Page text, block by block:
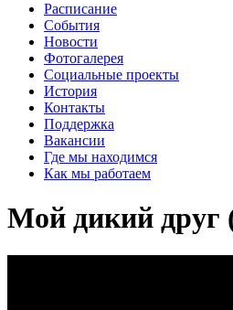
Расписание
События
Новости
Фотогалерея
Социальные проекты
История
Контакты
Поддержка
Вакансии
Где мы находимся
Как мы работаем
Мой дикий друг